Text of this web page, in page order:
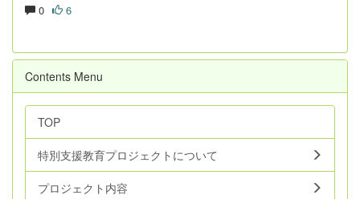
0 6
Contents Menu
TOP
特別支援教育プロジェクトについて
プロジェクト内容